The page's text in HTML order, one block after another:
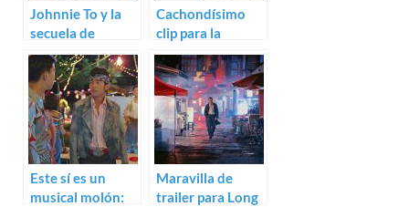
Johnnie To y la
secuela de
Running on
Karma
Cachondísimo
clip para la
“comedia vulgar”
Vulgaria
Este sí es un
musical molón:
Maravilla de
trailer para Long